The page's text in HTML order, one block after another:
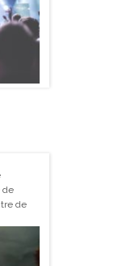
de
de